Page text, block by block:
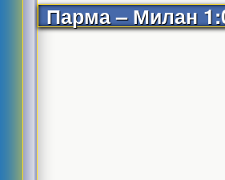
Парма – Милан